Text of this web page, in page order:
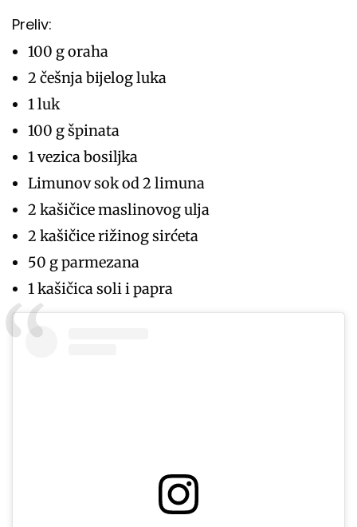
Preliv:
100 g oraha
2 češnja bijelog luka
1 luk
100 g špinata
1 vezica bosiljka
Limunov sok od 2 limuna
2 kašičice maslinovog ulja
2 kašičice rižinog sirćeta
50 g parmezana
1 kašičica soli i papra